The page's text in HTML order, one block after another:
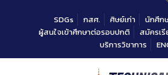
SDGs กสศ. ศิษย์เก่า นักศึก
ผู้สนใจเข้าศึกษาต่อรอบปกติ
สมัครเ
บริการวิชาการ